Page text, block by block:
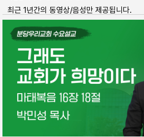
최근 1년간의 동영상/음성만 제공됩니다.